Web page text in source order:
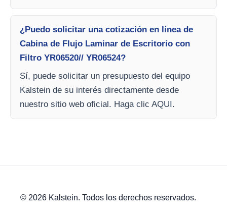
¿Puedo solicitar una cotización en línea de
Cabina de Flujo Laminar de Escritorio con
Filtro YR06520// YR06524?
Sí, puede solicitar un presupuesto del equipo
Kalstein de su interés directamente desde
nuestro sitio web oficial. Haga clic AQUI.
© 2026 Kalstein. Todos los derechos reservados.